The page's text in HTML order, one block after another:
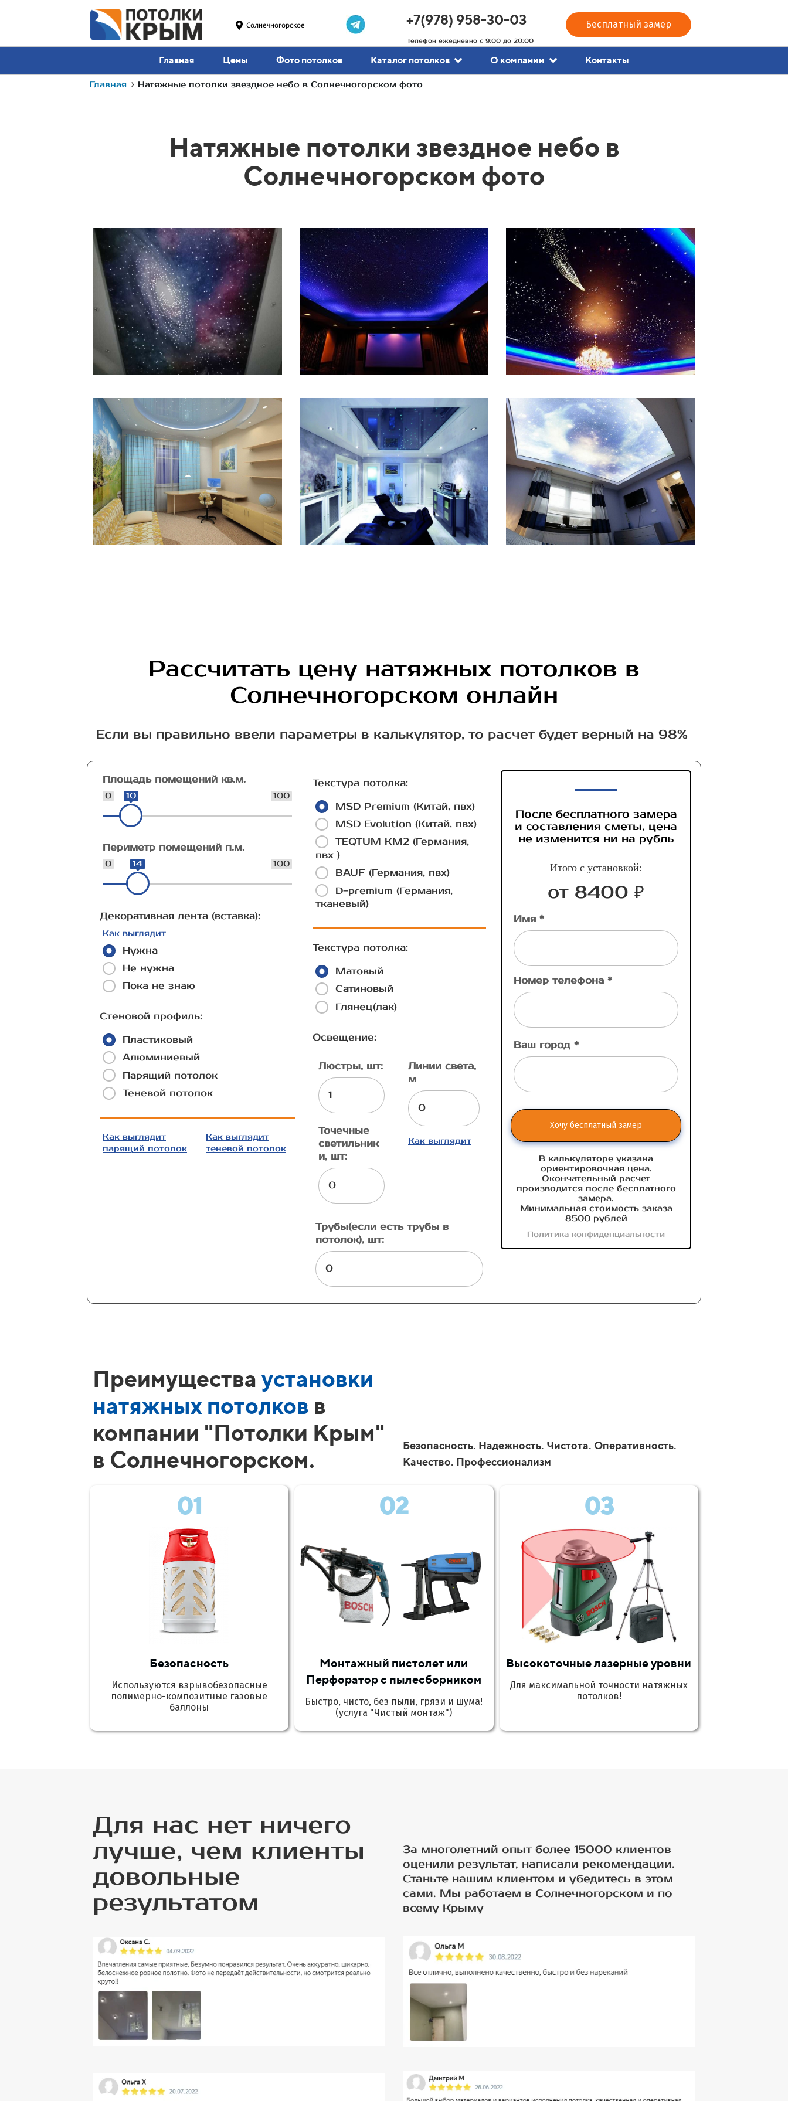
Солнечногорское +7(978) 958-30-03
Телефон ежедневно с 9:00 до 20:00
Бесплатный замер
Главная Цены Фото потолков Каталог потолков О компании Контакты
Главная › Натяжные потолки звездное небо в Солнечногорском фото
Натяжные потолки звездное небо в
Солнечногорском фото
Рассчитать цену натяжных потолков в
Солнечногорском онлайн
Если вы правильно ввели параметры в калькулятор, то расчет будет верный на 98%
Площадь помещений кв.м.
0 100
10
Периметр помещений п.м.
0 100
14
Декоративная лента (вставка):
Как выглядит
Нужна
Не нужна
Пока не знаю
Стеновой профиль:
Пластиковый
Алюминиевый
Парящий потолок
Теневой потолок
Как выглядит
парящий потолок
Как выглядит
теневой потолок
Текстура потолка:
MSD Premium (Китай, пвх)
MSD Evolution (Китай, пвх)
TEQTUM КМ2 (Германия,
пвх )
BAUF (Германия, пвх)
D-premium (Германия,
тканевый)
Текстура потолка:
Матовый
Сатиновый
Глянец(лак)
Освещение:
Люстры, шт:
Точечные
светильник
и, шт:
Линии света,
м
Как выглядит
Трубы(если есть трубы в
потолок), шт:
После бесплатного замера
и составления сметы, цена
не изменится ни на рубль
Итого с установкой:
от 8400 ₽
Имя *
Номер телефона *
Ваш город *
Хочу бесплатный замер
В калькуляторе указана
ориентировочная цена.
Окончательный расчет
производится после бесплатного
замера.
Минимальная стоимость заказа
8500 рублей
Политика конфиденциальности
Преимущества установки
натяжных потолков в
компании "Потолки Крым"
в Солнечногорском.
Безопасность. Надежность. Чистота. Оперативность.
Качество. Профессионализм
01
Безопасность
Используются взрывобезопасные
полимерно-композитные газовые
баллоны
02
Монтажный пистолет или
Перфоратор с пылесборником
Быстро, чисто, без пыли, грязи и шума!
(услуга "Чистый монтаж")
03
Высокоточные лазерные уровни
Для максимальной точности натяжных
потолков!
Для нас нет ничего
лучше, чем клиенты
довольные
результатом
За многолетний опыт более 15000 клиентов
оценили результат, написали рекомендации.
Станьте нашим клиентом и убедитесь в этом
сами. Мы работаем в Солнечногорском и по
всему Крыму